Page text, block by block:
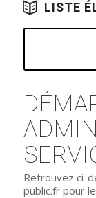
LISTE
Retrouvez ci-
public.fr pour